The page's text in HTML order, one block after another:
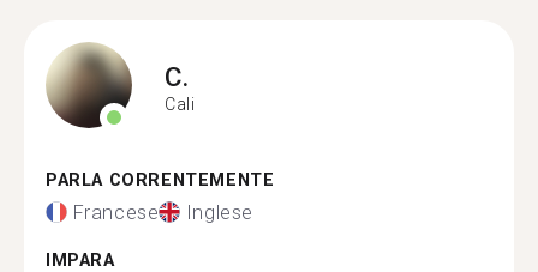
C.
Cali
PARLA CORRENTEMENTE
Francese Inglese
IMPARA